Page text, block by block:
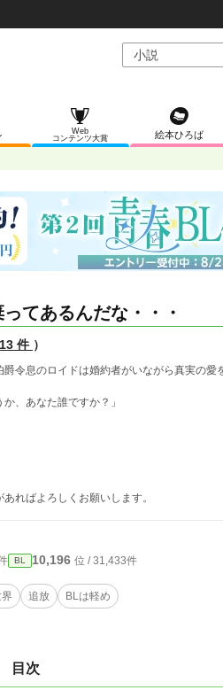
Web
コンテンツ大賞
絵本ひろば
てあるんだな・・・
13 件 ）
令息のロイドは婚約者がいながら真実の
、あなた誰ですか？」
ればよろしくお願いします。
BL 10,196 位 / 31,433件
追放 BLは軽め
目次